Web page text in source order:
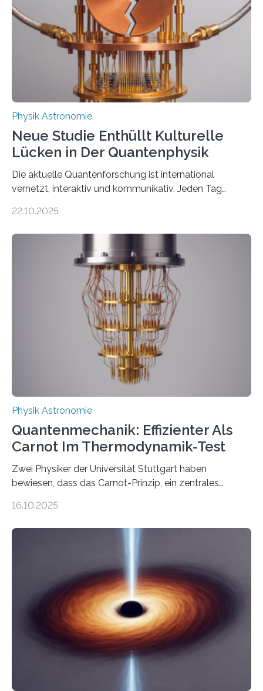
internationaler Partner der entscheidende Durchbruch:
Der lange diskutierte Thorium-Kernübergang wurde
gefunden. Kurz darauf konnte man zeigen, dass sich
Thorium tatsächlich nutzen lässt, um hochpräzise…
Physik Astronomie
Neue Studie Enthüllt Kulturelle
Lücken in Der Quantenphysik
Die aktuelle Quantenforschung ist international
vernetzt, interaktiv und kommunikativ. Jeden Tag
oft von Autor*innen, die eng zusammenarbeiten. Neue
werden schnell weiterentwickelt. Dies ist der Alltag in
der Forschung der Quantentheorie, die dieses Jahr 100
Jahre alt geworden ist, weshalb die UNESCO 2025 zum
Internationalen Jahr der Quantenwissenschaft und -
technologie ausgerufen hat. Doch nun hat eine
internationale Forschungsgruppe um den
22.10.2025
Physik Astronomie
Quantenmechanik: Effizienter Als
Carnot Im Thermodynamik-Test
Zwei Physiker der Universität Stuttgart haben
bewiesen, dass das Carnot-Prinzip, ein zentrales
Größenordnung von Atomen gilt, deren physikalische
Quantenmotoren voranbringen. Das
Wissenschaftsjournal Science Advances veröffentlichte
die Herleitung. (DOI: 10.1126/sciadv.adw8462)
Verbrennungsmotoren oder Dampfturbinen sind
Wärmekraftmaschinen: Sie wandeln thermische
Energie in mechanische Bewegung um – oder anders
ausgedrückt, Wärme in Bewegung. In
quantenmechanischen Experimenten ist es in den…
16.10.2025